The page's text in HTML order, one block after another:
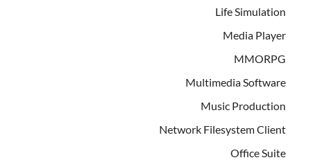
Life Simulation
Media Player
MMORPG
Multimedia Software
Music Production
Network Filesystem Client
Office Suite